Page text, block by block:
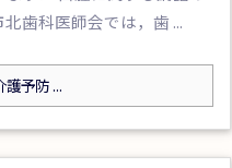
歯科医師会では，歯 ...
護予防 ...